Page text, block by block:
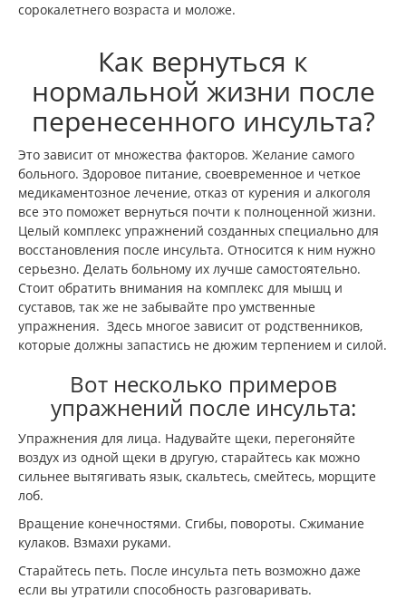
сорокалетнего возраста и моложе.
Как вернуться к
нормальной жизни после
перенесенного инсульта?
Это зависит от множества факторов. Желание самого
больного. Здоровое питание, своевременное и четкое
медикаментозное лечение, отказ от курения и алкоголя
все это поможет вернуться почти к полноценной жизни.
Целый комплекс упражнений созданных специально для
восстановления после инсульта. Относится к ним нужно
серьезно. Делать больному их лучше самостоятельно.
Стоит обратить внимания на комплекс для мышц и
суставов, так же не забывайте про умственные
упражнения. Здесь многое зависит от родственников,
которые должны запастись не дюжим терпением и силой.
Вот несколько примеров
упражнений после инсульта:
Упражнения для лица. Надувайте щеки, перегоняйте
воздух из одной щеки в другую, старайтесь как можно
сильнее вытягивать язык, скальтесь, смейтесь, морщите
лоб.
Вращение конечностями. Сгибы, повороты. Сжимание
кулаков. Взмахи руками.
Старайтесь петь. После инсульта петь возможно даже
если вы утратили способность разговаривать.